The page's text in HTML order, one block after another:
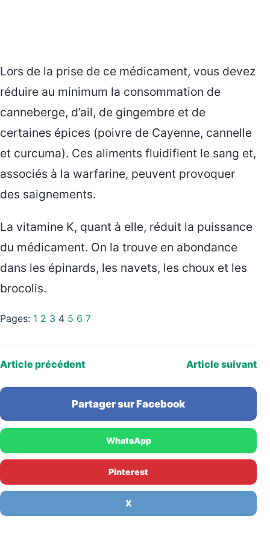
Lors de la prise de ce médicament, vous devez
réduire au minimum la consommation de
canneberge, d’ail, de gingembre et de
certaines épices (poivre de Cayenne, cannelle
et curcuma). Ces aliments fluidifient le sang et,
associés à la warfarine, peuvent provoquer
des saignements.
La vitamine K, quant à elle, réduit la puissance
du médicament. On la trouve en abondance
dans les épinards, les navets, les choux et les
brocolis.
Pages: 1 2 3 4 5 6 7
Article précédent Article suivant
Partager sur Facebook
WhatsApp
Pinterest
X